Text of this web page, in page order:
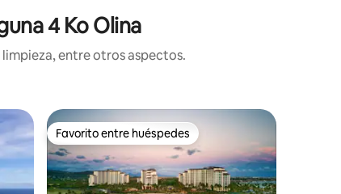
4 Ko Olina
entre otros aspectos.
Favorito entre huéspedes
Favorito entre huéspedes